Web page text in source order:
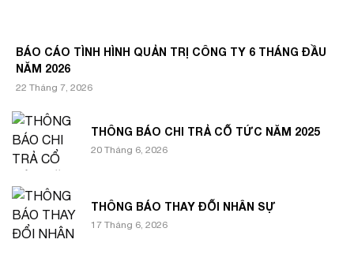
BÁO CÁO TÌNH HÌNH QUẢN TRỊ CÔNG TY 6 THÁNG ĐẦU
NĂM 2026
22 Tháng 7, 2026
THÔNG BÁO CHI TRẢ CỔ TỨC NĂM 2025
20 Tháng 6, 2026
THÔNG BÁO THAY ĐỔI NHÂN SỰ
17 Tháng 6, 2026